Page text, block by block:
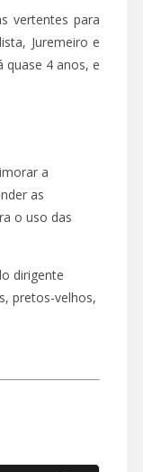
vertentes para
Juremeiro e
quase 4 anos, e
a
as
o uso das
dirigente
pretos-velhos,